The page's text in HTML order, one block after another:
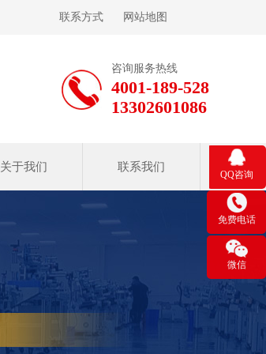
联系方式 网站地图
咨询服务热线
4001-189-528
13302601086
关于我们 联系我们
QQ咨询
免费电话
微信